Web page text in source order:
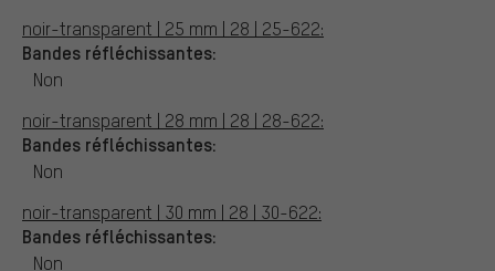
noir-transparent | 25 mm | 28 | 25-622:
Bandes réfléchissantes:
Non
noir-transparent | 28 mm | 28 | 28-622:
Bandes réfléchissantes:
Non
noir-transparent | 30 mm | 28 | 30-622:
Bandes réfléchissantes:
Non